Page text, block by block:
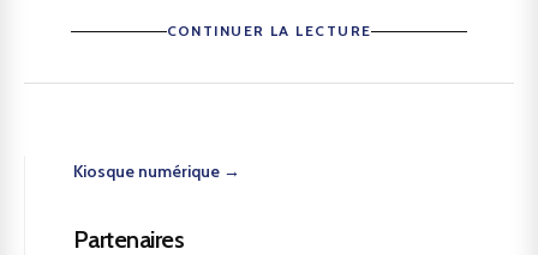
CONTINUER LA LECTURE
Kiosque numérique →
Partenaires